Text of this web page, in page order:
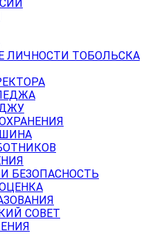
ЛИЧНОСТИ ТОБОЛЬСКА
БЕЗОПАСНОСТЬ
СОВЕТ